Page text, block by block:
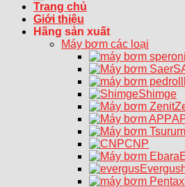
Trang chủ
Giới thiệu
Hãng sản xuất
Máy bơm các loại
Shimge
CNP